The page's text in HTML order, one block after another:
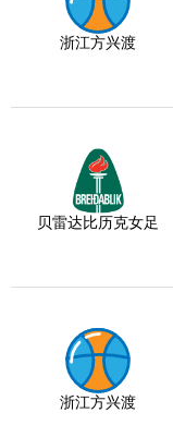
浙江方兴渡
贝雷达比历克女足
浙江方兴渡